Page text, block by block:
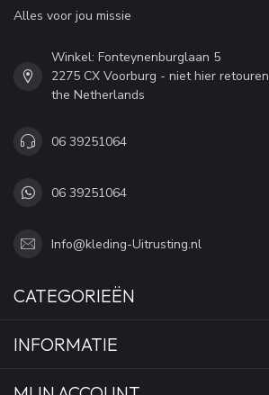
Alles voor jou missie
Winkel: Fonteynenburglaan 5
2275 CX Voorburg - niet hier retouren
the Netherlands
06 39251064
06 39251064
Info@kleding-Uitrusting.nl
CATEGORIEËN
INFORMATIE